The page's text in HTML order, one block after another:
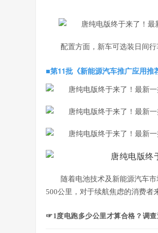
配置方面，新车可选装日间
■第11批《新能源汽车推广应用推
随着电池技术及新能源汽车市
500公里，对于续航焦虑的消费者
☞1度电跑多少公里才算合格？调查